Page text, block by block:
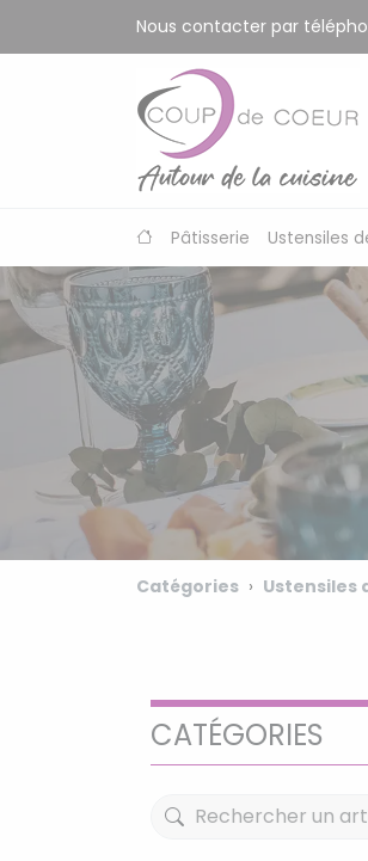
Nous contacter par
Pâtisserie Ustensiles
Catégories Ustensiles
CATÉGORIES
Panneau de gestion des cookies